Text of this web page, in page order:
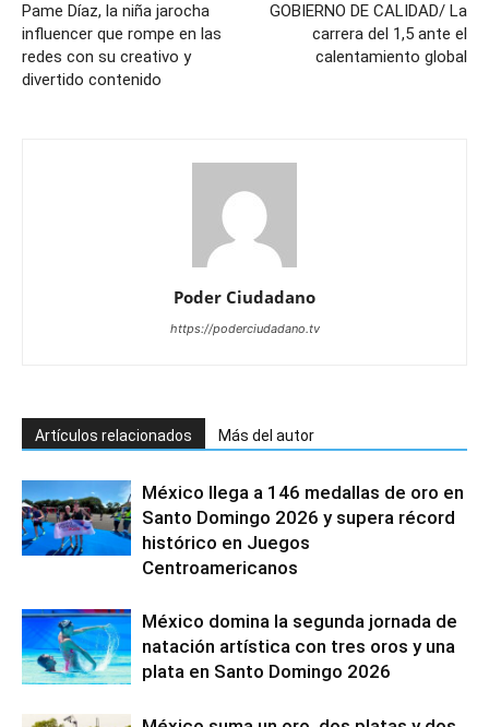
Pame Díaz, la niña jarocha
influencer que rompe en las
redes con su creativo y
divertido contenido
GOBIERNO DE CALIDAD/ La
carrera del 1,5 ante el
calentamiento global
Poder Ciudadano
https://poderciudadano.tv
Artículos relacionados Más del autor
México llega a 146 medallas de oro en
Santo Domingo 2026 y supera récord
histórico en Juegos
Centroamericanos
México domina la segunda jornada de
natación artística con tres oros y una
plata en Santo Domingo 2026